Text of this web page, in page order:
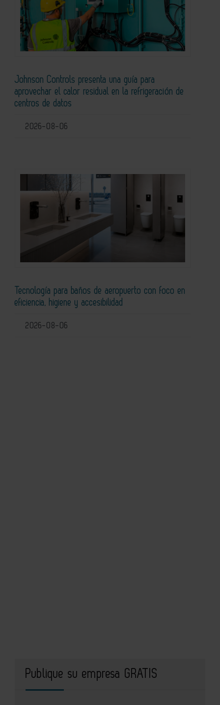
Johnson Controls presenta una guía para
aprovechar el calor residual en la refrigeración de
centros de datos
2026-08-06
Tecnología para baños de aeropuerto con foco en
eficiencia, higiene y accesibilidad
2026-08-06
Publique su empresa GRATIS